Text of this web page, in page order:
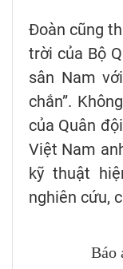
Đoàn cũng
trời của Bộ
sân Nam
chắn”.
của Quân
Việt Nam
kỹ thuật
nghiên cứu,
Báo